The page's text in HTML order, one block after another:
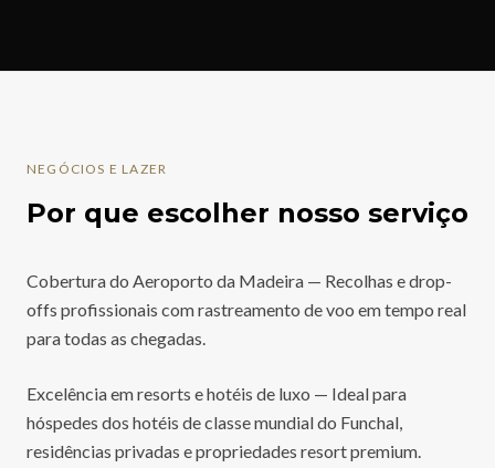
NEGÓCIOS E LAZER
Por que escolher nosso serviço
Cobertura do Aeroporto da Madeira — Recolhas e drop-
offs profissionais com rastreamento de voo em tempo real
para todas as chegadas.
Excelência em resorts e hotéis de luxo — Ideal para
hóspedes dos hotéis de classe mundial do Funchal,
residências privadas e propriedades resort premium.